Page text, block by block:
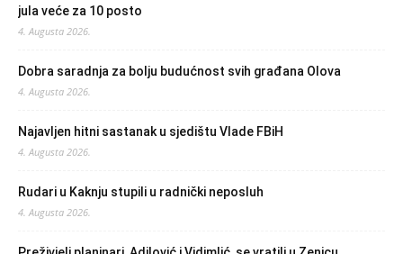
jula veće za 10 posto
4. Augusta 2026.
Dobra saradnja za bolju budućnost svih građana Olova
4. Augusta 2026.
Najavljen hitni sastanak u sjedištu Vlade FBiH
4. Augusta 2026.
Rudari u Kaknju stupili u radnički neposluh
4. Augusta 2026.